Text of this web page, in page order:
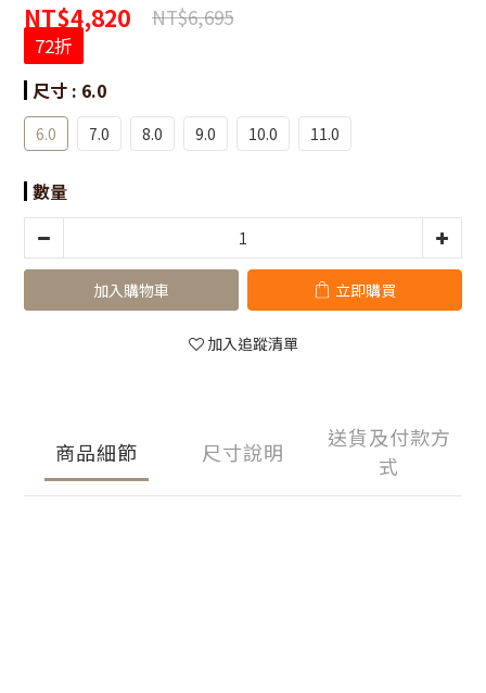
NT$4,820 NT$6,695
72折
尺寸 : 6.0
6.0 7.0 8.0 9.0 10.0 11.0
數量
加入購物車 立即購買
加入追蹤清單
商品細節 尺寸說明
送貨及付款方
式